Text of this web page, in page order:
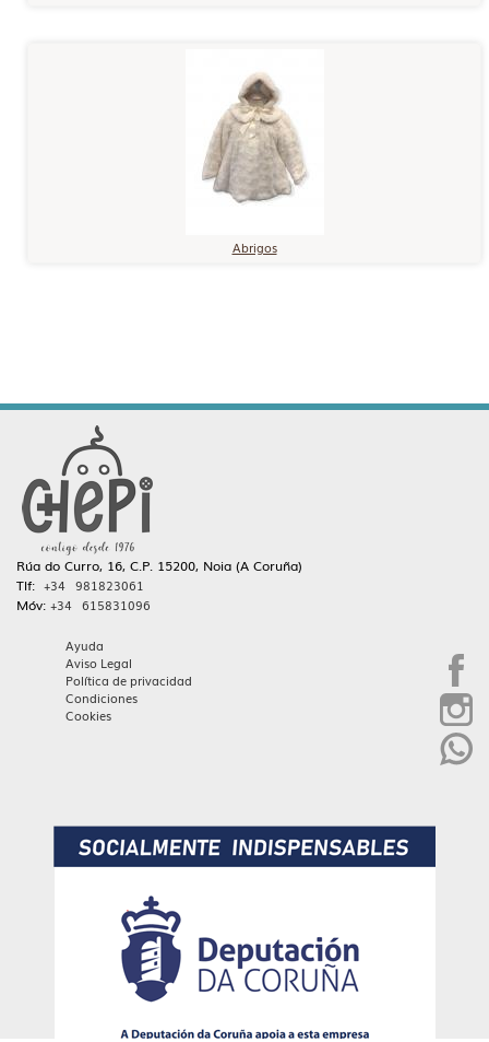
Abrigos
Rúa do Curro, 16, C.P. 15200, Noia (A Coruña)
Tlf: +34 981823061
Móv: +34 615831096
Ayuda
Aviso Legal
Política de privacidad
Condiciones
Cookies